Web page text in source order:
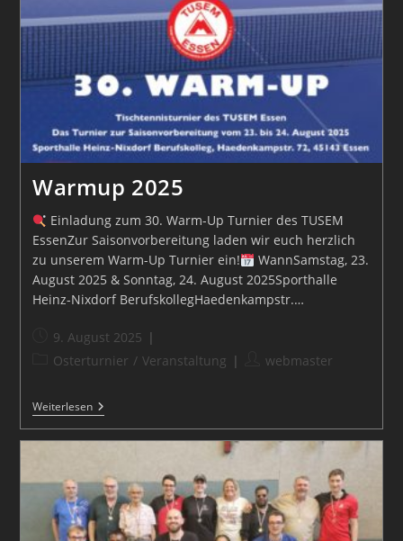
Warmup 2025
Einladung zum 30. Warm-Up Turnier des TUSEM
EssenZur Saisonvorbereitung laden wir euch herzlich
zu unserem Warm-Up Turnier ein!
WannSamstag, 23.
August 2025 & Sonntag, 24. August 2025Sporthalle
Heinz-Nixdorf BerufskollegHaedenkampstr.…
Beitrag
veröffentlicht:
9. August 2025
Beitrags-
Osterturnier / Veranstaltung
Beitrags-
webmaster
WeiterlesenWarmup
2025